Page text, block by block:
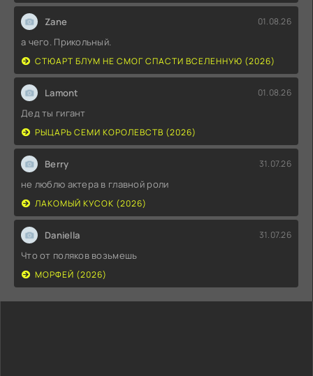
Zane 01.08.26
а чего. Прикольный.
СТЮАРТ БЛУМ НЕ СМОГ СПАСТИ ВСЕЛЕННУЮ (2026)
Lamont 01.08.26
Дед ты гигант
РЫЦАРЬ СЕМИ КОРОЛЕВСТВ (2026)
Berry 31.07.26
не люблю актера в главной роли
ЛАКОМЫЙ КУСОК (2026)
Daniella 31.07.26
Что от поляков возьмешь
МОРФЕЙ (2026)